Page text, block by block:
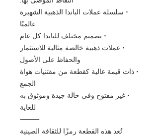
• سلسلة عملات الباندا الذهبية الشهيرة
عالميًا
• تصميم مختلف للباندا كل عام
• عملات ذهبية خالصة مثالية للاستثمار
والحفاظ على الأصول
• ذات قيمة عالية كقطعة من مقتنيات هواة
الجمع
• غير مفتوح وفي حالة جيدة وموثوق به
للغاية
⸻
تُعد هذه القطعة رمزًا للثقافة الصينية